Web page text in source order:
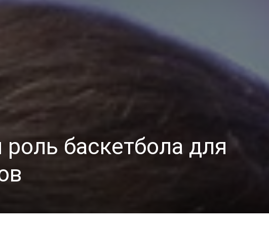
баскетбола для